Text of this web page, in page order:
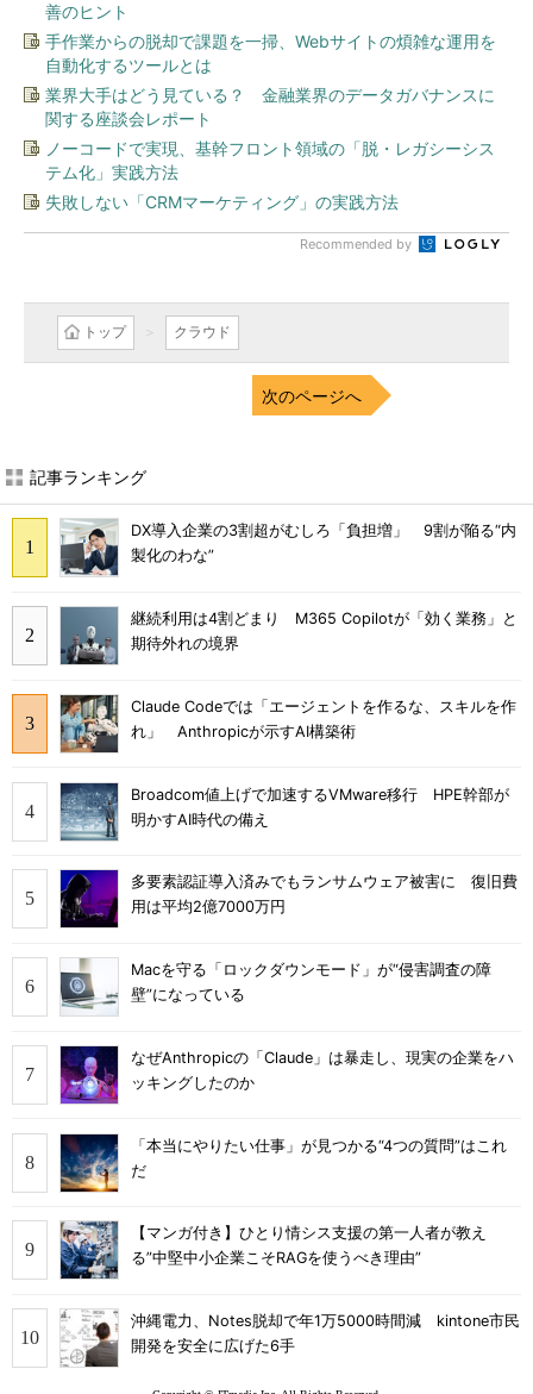
善のヒント
手作業からの脱却で課題を一掃、Webサイトの煩雑な運用を
自動化するツールとは
業界大手はどう見ている？ 金融業界のデータガバナンスに
関する座談会レポート
ノーコードで実現、基幹フロント領域の「脱・レガシーシス
テム化」実践方法
失敗しない「CRMマーケティング」の実践方法
Recommended by
トップ クラウド
次のページへ
記事ランキング
DX導入企業の3割超がむしろ「負担増」 9割が陥る“内
製化のわな”
継続利用は4割どまり M365 Copilotが「効く業務」と
期待外れの境界
Claude Codeでは「エージェントを作るな、スキルを作
れ」 Anthropicが示すAI構築術
Broadcom値上げで加速するVMware移行 HPE幹部が
明かすAI時代の備え
多要素認証導入済みでもランサムウェア被害に 復旧費
用は平均2億7000万円
Macを守る「ロックダウンモード」が“侵害調査の障
壁”になっている
なぜAnthropicの「Claude」は暴走し、現実の企業をハ
ッキングしたのか
「本当にやりたい仕事」が見つかる“4つの質問”はこれ
だ
【マンガ付き】ひとり情シス支援の第一人者が教え
る”中堅中小企業こそRAGを使うべき理由”
沖縄電力、Notes脱却で年1万5000時間減 kintone市民
開発を安全に広げた6手